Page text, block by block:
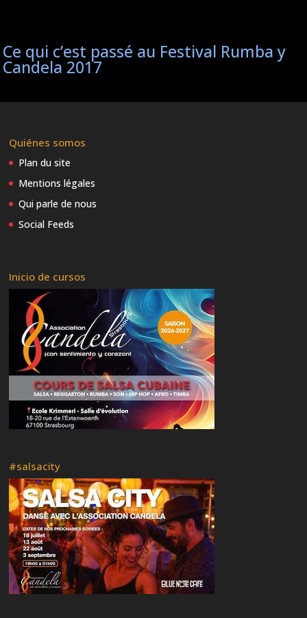
Ce qui c’est passé au Festival Rumba y
Candela 2017
Info útil
Festival RyC7 2017 día a día
Artistes (fr)
Quiénes somos
Plan du site
Mentions légales
Qui parle de nous
Social Feeds
Inicio de cursos
#salsacity